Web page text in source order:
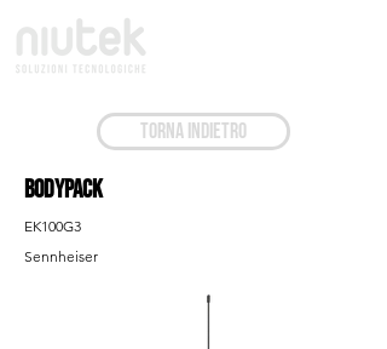
TORNA INDIETRO
Bodypack
EK100G3
Sennheiser